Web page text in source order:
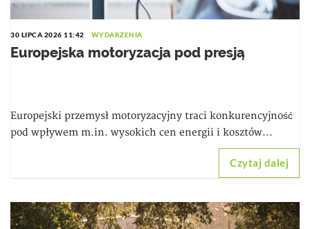
30 LIPCA 2026 11:42 WYDARZENIA
Europejska motoryzacja pod presją
Europejski przemysł motoryzacyjny traci konkurencyjność
pod wpływem m.in. wysokich cen energii i kosztów...
Czytaj dalej